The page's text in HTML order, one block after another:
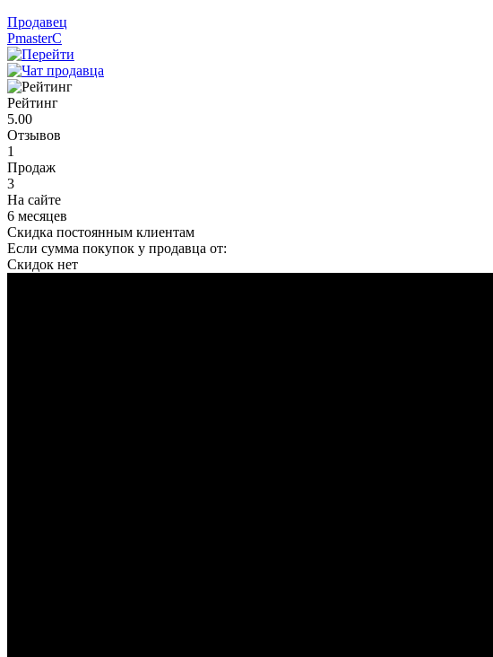
Продавец
PmasterC
Рейтинг
5.00
Отзывов
1
Продаж
3
На сайте
6 месяцев
Скидка постоянным клиентам
Если сумма покупок у продавца от:
Скидок нет